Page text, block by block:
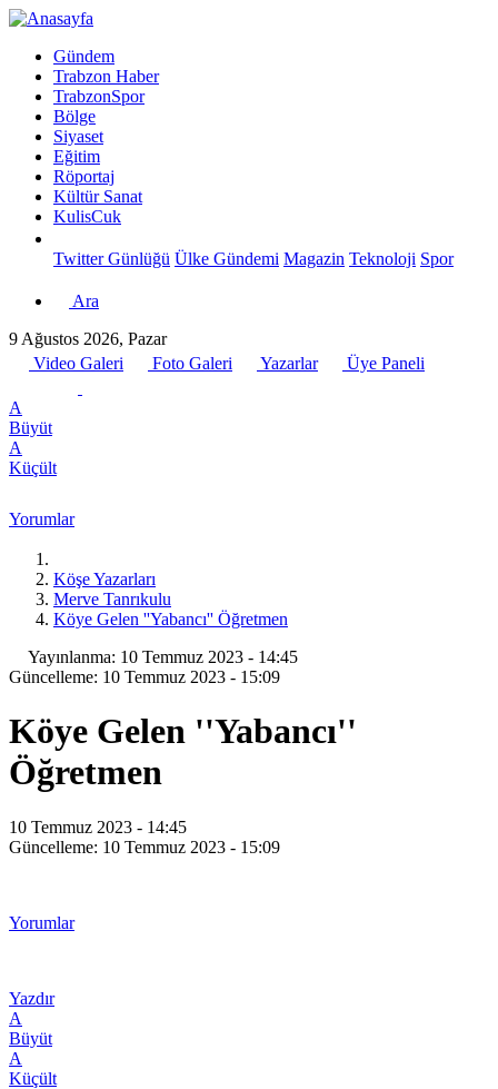
Gündem
Trabzon Haber
TrabzonSpor
Bölge
Siyaset
Eğitim
Röportaj
Kültür Sanat
KulisCuk
Twitter Günlüğü Ülke Gündemi Magazin Teknoloji Spor
Ara
9 Ağustos 2026, Pazar
Video Galeri
Foto Galeri Yazarlar Üye Paneli
A
Büyüt
A
Küçült
Yorumlar
Köşe Yazarları
Merve Tanrıkulu
Köye Gelen ''Yabancı'' Öğretmen
Yayınlanma: 10 Temmuz 2023 - 14:45
Güncelleme: 10 Temmuz 2023 - 15:09
Köye Gelen ''Yabancı''
Öğretmen
10 Temmuz 2023 - 14:45
Güncelleme: 10 Temmuz 2023 - 15:09
Yorumlar
Yazdır
A
Büyüt
A
Küçült